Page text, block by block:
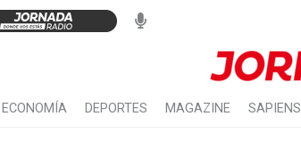
ECONOMÍA DEPORTES MAGAZINE SAPIENS